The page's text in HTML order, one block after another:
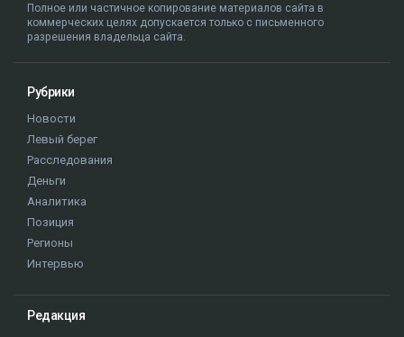
Полное или частичное копирование материалов сайта в
коммерческих целях допускается только с письменного
разрешения владельца сайта.
Рубрики
Новости
Левый берег
Расследования
Деньги
Аналитика
Позиция
Регионы
Интервью
Редакция